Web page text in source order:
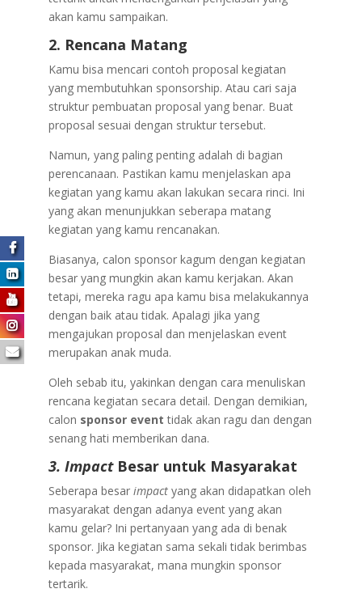
akan kamu sampaikan.
2. Rencana Matang
Kamu bisa mencari contoh proposal kegiatan
yang membutuhkan sponsorship. Atau cari saja
struktur pembuatan proposal yang benar. Buat
proposal sesuai dengan struktur tersebut.
Namun, yang paling penting adalah di bagian
perencanaan. Pastikan kamu menjelaskan apa
kegiatan yang kamu akan lakukan secara rinci. Ini
yang akan menunjukkan seberapa matang
kegiatan yang kamu rencanakan.
Biasanya, calon sponsor kagum dengan kegiatan
besar yang mungkin akan kamu kerjakan. Akan
tetapi, mereka ragu apa kamu bisa melakukannya
dengan baik atau tidak. Apalagi jika yang
mengajukan proposal dan menjelaskan event
merupakan anak muda.
Oleh sebab itu, yakinkan dengan cara menuliskan
rencana kegiatan secara detail. Dengan demikian,
calon sponsor eventtidak akan ragu dan dengan
senang hati memberikan dana.
3. Impact Besar untuk Masyarakat
Seberapa besar impact yang akan didapatkan oleh
masyarakat dengan adanya event yang akan
kamu gelar? Ini pertanyaan yang ada di benak
sponsor. Jika kegiatan sama sekali tidak berimbas
kepada masyarakat, mana mungkin sponsor
tertarik.